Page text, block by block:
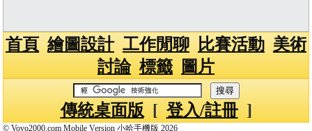
首頁 繪圖設計 工作閒聊 比賽活動 美術
討論 標籤 圖片
傳統桌面版[ 登入/註冊]
© Vovo2000.com Mobile Version 小哈手機版 2026